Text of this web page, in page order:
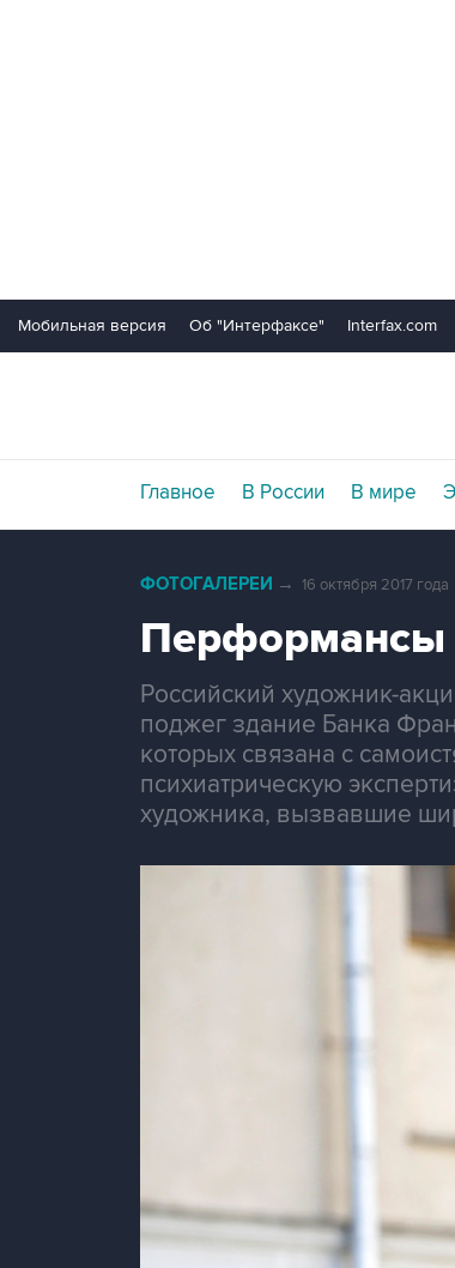
Мобильная версия Об "Интерфаксе" Interfax.com
Главное В России В мире
ФОТОГАЛЕРЕИ → 16 октября 2017 года
Перформансы
Российский художник-
поджег здание Банка
которых связана с
психиатрическую
художника, вызвавшие